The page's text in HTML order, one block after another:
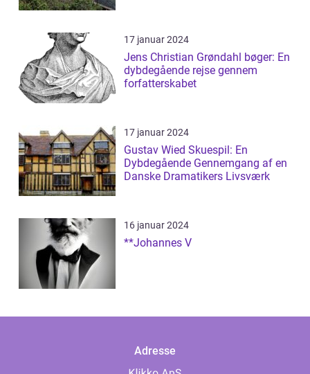
17 januar 2024
Jens Christian Grøndahl bøger: En
dybdegående rejse gennem
forfatterskabet
17 januar 2024
Gustav Wied Skuespil: En
Dybdegående Gennemgang af en
Danske Dramatikers Livsværk
16 januar 2024
**Johannes V
Adresse